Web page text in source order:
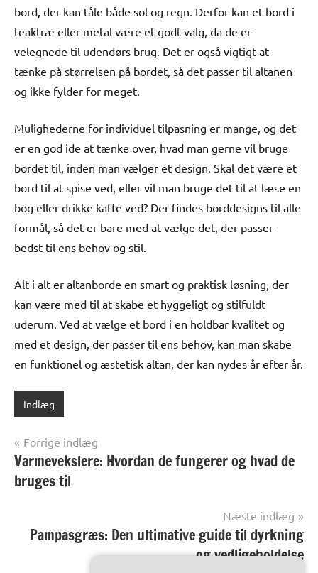
bord, der kan tåle både sol og regn. Derfor kan et bord i
teaktræ eller metal være et godt valg, da de er
velegnede til udendørs brug. Det er også vigtigt at
tænke på størrelsen på bordet, så det passer til altanen
og ikke fylder for meget.
Mulighederne for individuel tilpasning er mange, og det
er en god ide at tænke over, hvad man gerne vil bruge
bordet til, inden man vælger et design. Skal det være et
bord til at spise ved, eller vil man bruge det til at læse en
bog eller drikke kaffe ved? Der findes borddesigns til alle
formål, så det er bare med at vælge det, der passer
bedst til ens behov og stil.
Alt i alt er altanborde en smart og praktisk løsning, der
kan være med til at skabe et hyggeligt og stilfuldt
uderum. Ved at vælge et bord i en holdbar kvalitet og
med et design, der passer til ens behov, kan man skabe
en funktionel og æstetisk altan, der kan nydes år efter år.
Indlæg
Indlægsnavigation
Forrige indlæg
Varmevekslere: Hvordan de fungerer og hvad de
bruges til
Næste indlæg
Pampasgræs: Den ultimative guide til dyrkning
og vedligeholdelse